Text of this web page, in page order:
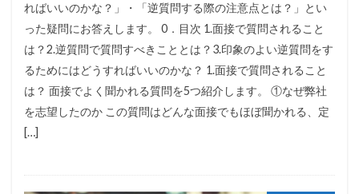
ればいいのかな？」・「逆質問する際の注意点とは？」とい
った疑問にお答えします。 0．目次 1.面接で質問されること
は？2.逆質問で質問すべきこととは？3.印象のよい逆質問をす
るためにはどうすればいいのかな？ 1.面接で質問されること
は？ 面接でよく聞かれる質問を5つ紹介します。 ①なぜ弊社
を志望したのか この質問はどんな面接でもほぼ聞かれる、定
[…]